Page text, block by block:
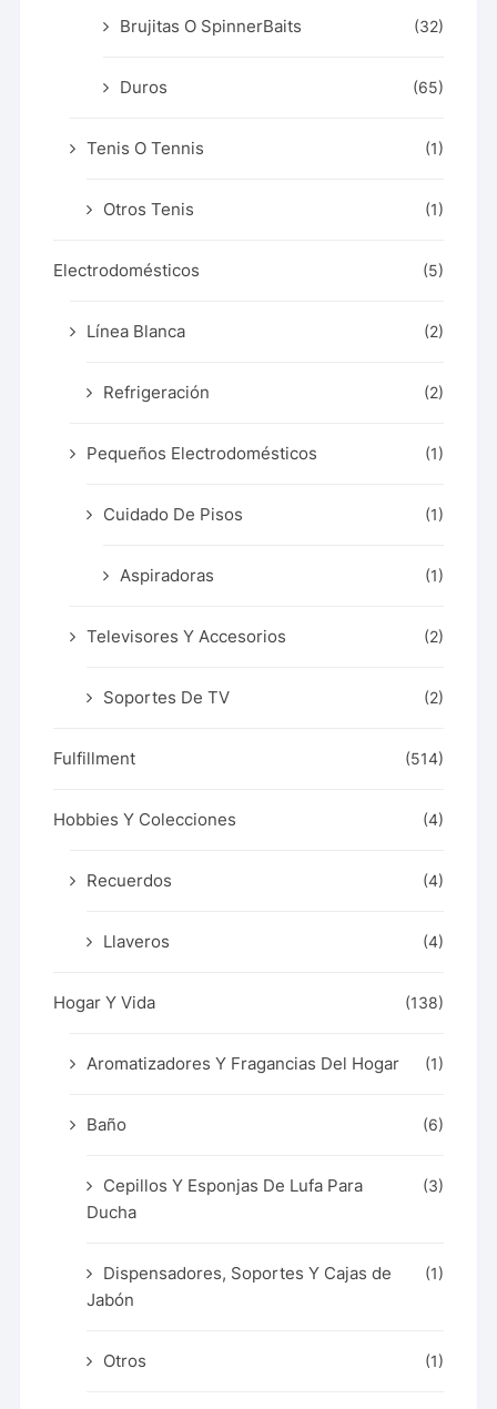
Brujitas O SpinnerBaits (32)
Duros (65)
Tenis O Tennis (1)
Otros Tenis (1)
Electrodomésticos (5)
Línea Blanca (2)
Refrigeración (2)
Pequeños Electrodomésticos (1)
Cuidado De Pisos (1)
Aspiradoras (1)
Televisores Y Accesorios (2)
Soportes De TV (2)
Fulfillment (514)
Hobbies Y Colecciones (4)
Recuerdos (4)
Llaveros (4)
Hogar Y Vida (138)
Aromatizadores Y Fragancias Del Hogar (1)
Baño (6)
Cepillos Y Esponjas De Lufa Para
Ducha
(3)
Dispensadores, Soportes Y Cajas de
Jabón
(1)
Otros (1)